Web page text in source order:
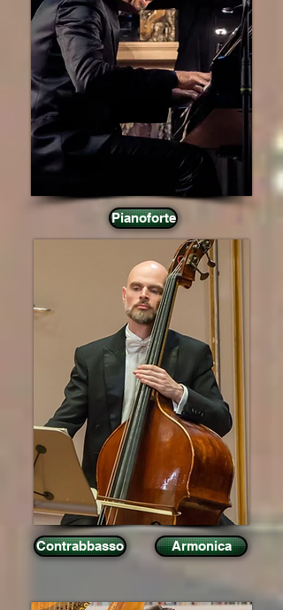
Pianoforte
Contrabbasso Armonica